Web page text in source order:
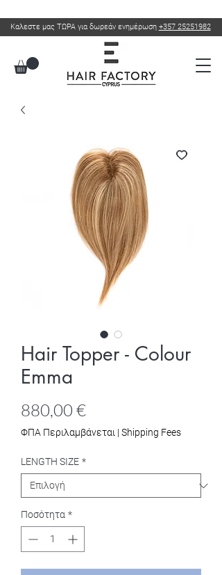
Καλεστε μας ΤΩΡΑ για δωρεάν ενημέρωση +357 25251982
Hair Topper - Colour
Emma
880,00 €Τιμή
ΦΠΑ Περιλαμβάνεται | Shipping Fees
LENGTH SIZE *
Ποσότητα *